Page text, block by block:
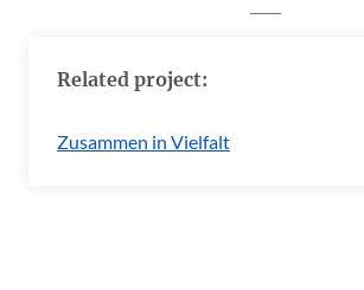
Related project:
Zusammen in Vielfalt